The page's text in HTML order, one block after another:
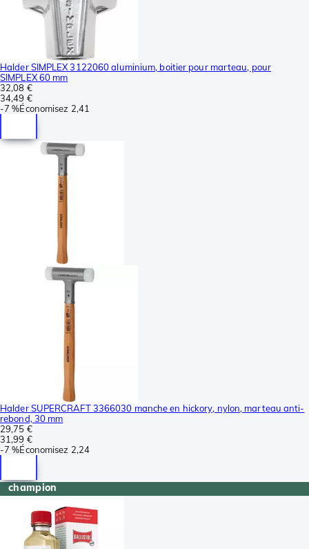
Halder SIMPLEX 3122060 aluminium, boitier pour marteau, pour
SIMPLEX 60 mm
32,08 €
34,49 €
-7 %Économisez 2,41
Halder SUPERCRAFT 3366030 manche en hickory, nylon, marteau anti-
rebond, 30 mm
29,75 €
31,99 €
-7 %Économisez 2,24
champion